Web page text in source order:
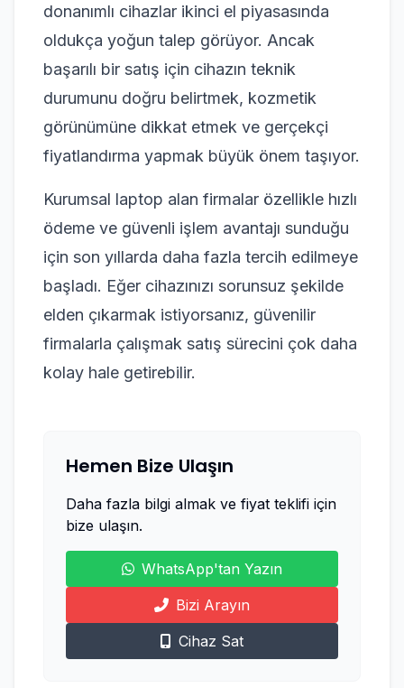
donanımlı cihazlar ikinci el piyasasında
oldukça yoğun talep görüyor. Ancak
başarılı bir satış için cihazın teknik
durumunu doğru belirtmek, kozmetik
görünümüne dikkat etmek ve gerçekçi
fiyatlandırma yapmak büyük önem taşıyor.
Kurumsal laptop alan firmalar özellikle hızlı
ödeme ve güvenli işlem avantajı sunduğu
için son yıllarda daha fazla tercih edilmeye
başladı. Eğer cihazınızı sorunsuz şekilde
elden çıkarmak istiyorsanız, güvenilir
firmalarla çalışmak satış sürecini çok daha
kolay hale getirebilir.
Hemen Bize Ulaşın
Daha fazla bilgi almak ve fiyat teklifi için
bize ulaşın.
WhatsApp'tan Yazın
Bizi Arayın
Cihaz Sat